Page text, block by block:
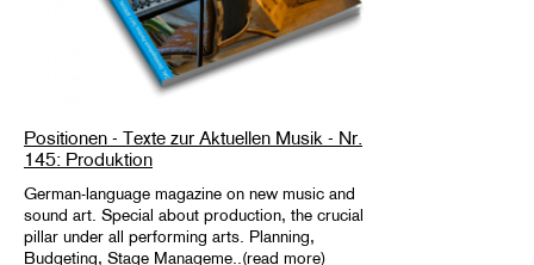
Positionen - Texte zur Aktuellen Musik - Nr.
145: Produktion
German-language magazine on new music and
sound art. Special about production, the crucial
pillar under all performing arts. Planning,
Budgeting, Stage Manageme..(read more)